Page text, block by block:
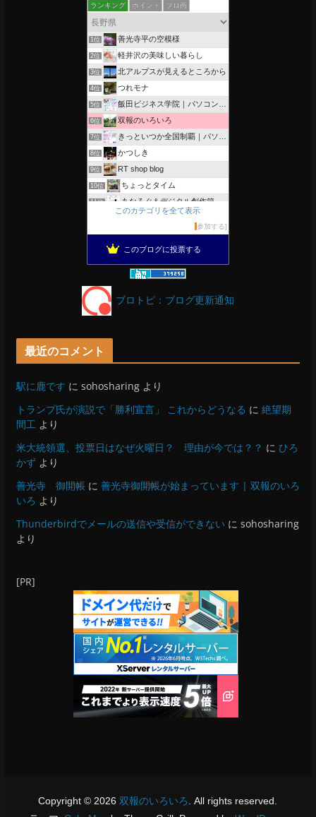
ランキング ポイント ブロ画
1位 善光寺平の空模様
2位 軽井沢の美味しい暮らし
3位 北アルプスが見えるところから
4位 つれモナ
5位 飯田ビジネス学院｜パソコン、簿記、公共職業訓練と求職者支援
6位 双報のいろいろ
7位 きっといつか全国制覇｜パソコン教室、簿記教室のスタッフブログ
8位 かつしき
9位 RT shop blog
10位 ちょっとタイム
11位 あなろぐ＆デジタル創作箱
軽井沢まったり生活 柴犬とともに
13位 ぴきょログ 軽井沢でぐーたら生活
がんばれ長野
15位 OESセｴラ＆レイラ何気ない風景
このカテゴリを全て表示
参加する
このブログに投票する
ブロトピ：ブログ更新通知
最近のコメント
駅に鹿です に sohosharingより
トランプ氏が演説で「勝利宣言」 これからどうなる に 絶望期
間工より
米大統領選、投票日はなぜ火曜日？ 理由が今では？？ に ひろ
かずより
善光寺 御開帳 に 善光寺御開帳が始まっています | 双報のいろ
いろ より
Thunderbirdでメールの送信や受信ができない に sohosharing
より
[PR]
Copyright © 2026双報のいろいろ
. All rights reserved.